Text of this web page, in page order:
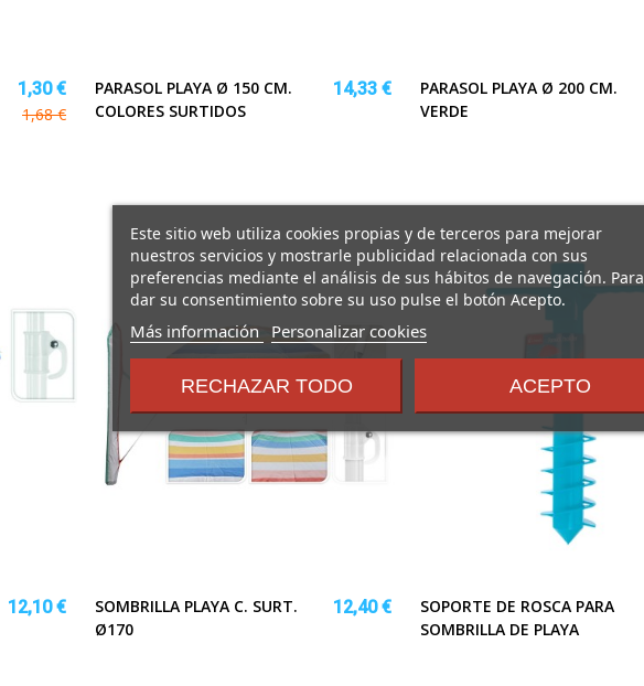
1,30 €
1,68 €
PARASOL PLAYA Ø 150 CM.
COLORES SURTIDOS
14,33 €
PARASOL PLAYA Ø 200 CM.
VERDE
12,10 €
SOMBRILLA PLAYA C. SURT.
Ø170
12,40 €
SOPORTE DE ROSCA PARA
SOMBRILLA DE PLAYA
Este sitio web utiliza cookies propias y de terceros para mejorar
nuestros servicios y mostrarle publicidad relacionada con sus
preferencias mediante el análisis de sus hábitos de navegación. Para
dar su consentimiento sobre su uso pulse el botón Acepto.
Más información
sobre
y
condiciones
Personalizar cookies
RECHAZAR TODO ACEPTO